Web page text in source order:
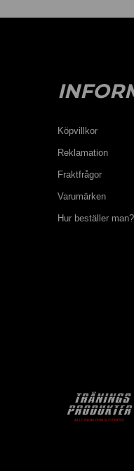
Köpvillkor
Reklamation
Fraktfrågor
Varumärken
Hur beställer man?